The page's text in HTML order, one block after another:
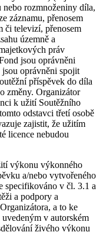
rozmnoženiny díla,
záznamu, přenosem
či televizí, přenosem
územně a
práv
jsou oprávněni
oprávněni spojit
příspěvek do díla
změny. Organizátor
k užití Soutěžního
odstavci třetí osobě
zajistit, že užitím
licence nebudou
výkonu výkonného
a/nebo vytvořeného
specifikováno v čl. 3.1 a
a podpory a
a to ke
v autorském
živého výkonu